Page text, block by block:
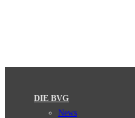
DIE BVG
News